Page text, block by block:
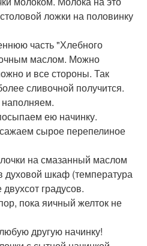
ложки на половинку
часть "Хлебного
маслом. Можно
и все стороны. Так
сливочной получится.
ею начинку.
сырое перепелиное
на смазанный маслом
духовой шкаф (температура
градусов.
пока яичный желток не
другую начинку!